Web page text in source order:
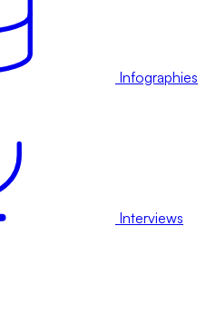
Infographies
Interviews